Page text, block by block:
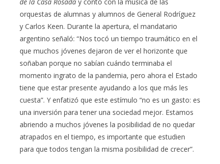
orquestas de alumnas y alumnos de General Rodríguez
y Carlos Keen. Durante la apertura, el mandatario
argentino señaló: “Nos tocó un tiempo traumático en el
que muchos jóvenes dejaron de ver el horizonte que
soñaban porque no sabían cuándo terminaba el
momento ingrato de la pandemia, pero ahora el Estado
tiene que estar presente ayudando a los que más les
cuesta”. Y enfatizó que este estímulo “no es un gasto: es
una inversión para tener una sociedad mejor. Estamos
abriendo a muchos jóvenes la posibilidad de no quedar
atrapados en el tiempo, es importante que estudien
para que todos tengan la misma posibilidad de crecer”.